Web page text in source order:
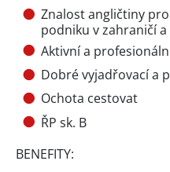
Znalost angličtiny
podniku v zahraničí
Aktivní a
Dobré vyjadřovací a
Ochota cestovat
ŘP sk. B
BENEFITY: